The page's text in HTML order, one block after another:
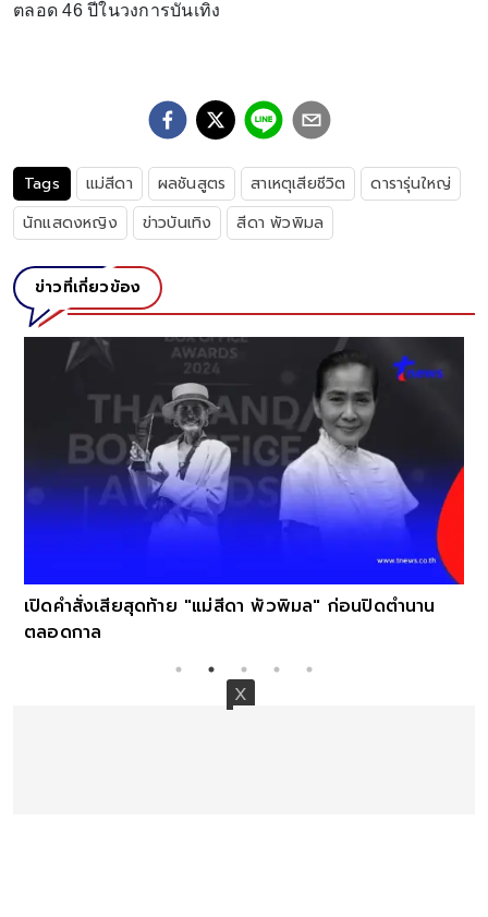
ตลอด 46 ปีในวงการบันเทิง
Tags แม่สีดา ผลชันสูตร สาเหตุเสียชีวิต
ดารารุ่นใหญ่
นักแสดงหญิง
ข่าวบันเทิง สีดา พัวพิมล
ข่าวที่เกี่ยวข้อง
เปิดคำสั่งเสียสุดท้าย "แม่สีดา พัวพิมล" ก่อนปิดตำนาน
ตลอดกาล